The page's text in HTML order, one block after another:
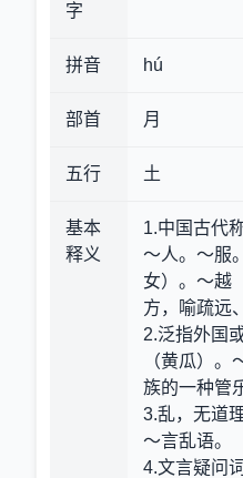
字
拼音 hú
部首 月
五行 土
基本
释义
1.中国古代
～人。～服
女）。～越
方，喻疏远
2.泛指外国
（黄瓜）。
族的一种管
3.乱，无道
～言乱语。
4.文言疑问